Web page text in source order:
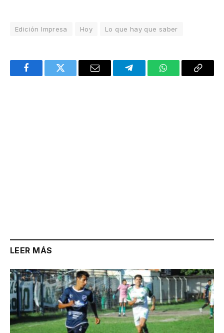
Edición Impresa Hoy Lo que hay que saber
FacebookTwitter Email TelegramWhatsAppCopy
LEER MÁS